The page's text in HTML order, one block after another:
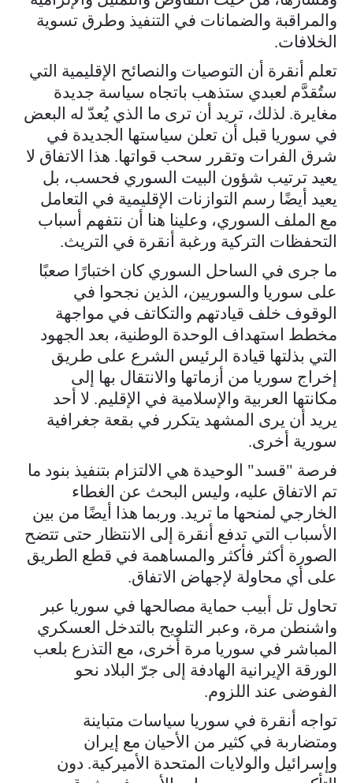
والمراقبة والضمانات في التنفيذ وطرق تسوية
الخلافات.
تعلم أنقرة أن التوصيات والنصائح الإقليمية التي
ستُقدَّم لعبدي ستذهب باتجاه سياسة جديدة
مغايرة. لذلك، تريد أن ترى ما الذي يُعدّ له البعض
في سوريا قبل أن تعلن سياستها الجديدة في
شرق الفرات وتقرر سحب قواتها. هذا الاتفاق لا
يعيد ترتيب شؤون البيت السوري فحسب، بل
يعيد أيضًا رسم التوازنات الإقليمية في التعامل
مع الملف السوري، وعلينا هنا أن نتفهم أسباب
التحفظات التركية ورغبة أنقرة في التريث.
ما جرى في الساحل السوري كان اختبارًا صعبًا
على سوريا والسوريين، الذين نجحوا في
الوقوف خلف قيادتهم والتكاتف في مواجهة
مخطط استهداف الوحدة الوطنية، بعد الجهود
التي بذلتها قيادة الرئيس الشرع على طريق
إخراج سوريا من أزماتها والانتقال بها إلى
مكانتها العربية والإسلامية في الإقليم. لا أحد
يريد أن يرى المشهد يتكرر في بقعة جغرافية
سورية أخرى.
فرصة "قسد" الوحيدة هي الالتزام بتنفيذ بنود ما
تم الاتفاق عليه، وليس البحث عن الغطاء
الخارجي لمنحها ما تريد. وربما هذا أيضًا من بين
الأسباب التي تدفع أنقرة إلى الانتظار حتى تتضح
الصورة أكثر فأكثر والمساهمة في قطع الطريق
على أي محاولة لإجهاض الاتفاق.
تحاول تل أبيب حماية مصالحها في سوريا عبر
واشنطن مرة، وعبر التلويح بالتدخل العسكري
المباشر في سوريا مرة أخرى، مع التذرع بلعب
الورقة الإيرانية الهادفة إلى جرّ البلاد نحو
الفوضى عند اللزوم.
تواجه أنقرة في سوريا سياسات متباينة
ومتضاربة في كثير من الأحيان مع إيران
وإسرائيل والولايات المتحدة الأميركية. دون